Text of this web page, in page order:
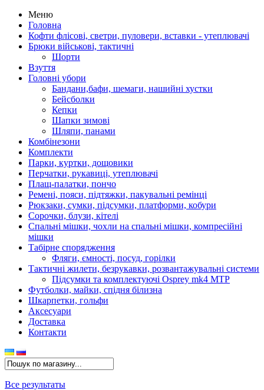
Меню
Головна
Кофти флісові, светри, пуловери, вставки - утеплювачі
Брюки військові, тактичні
Шорти
Взуття
Головні убори
Бандани,бафи, шемаги, нашийні хустки
Бейсболки
Кепки
Шапки зимові
Шляпи, панами
Комбінезони
Комплекти
Парки, куртки, дощовики
Перчатки, рукавиці, утеплювачі
Плащ-палатки, пончо
Ремені, пояси, підтяжки, пакувальні ремінці
Рюкзаки, сумки, підсумки, платформи, кобури
Сорочки, блузи, кітелі
Спальні мішки, чохли на спальні мішки, компресійні
мішки
Табірне спорядження
Фляги, ємності, посуд, горілки
Тактичні жилети, безрукавки, розвантажувальні системи
Підсумки та комплектуючі Osprey mk4 MTP
Футболки, майки, спідня білизна
Шкарпетки, гольфи
Аксесуари
Доставка
Контакти
Все результаты